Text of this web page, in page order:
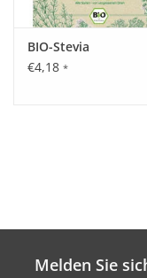
BIO-Stevia
€4,18 *
Melden Sie